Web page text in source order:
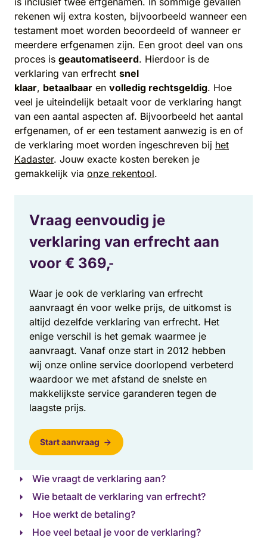
rekenen wij extra kosten, bijvoorbeeld wanneer een
testament moet worden beoordeeld of wanneer er
meerdere erfgenamen zijn. Een groot deel van ons
proces is geautomatiseerd. Hierdoor is de
verklaring van erfrecht snel
klaar, betaalbaar en volledig rechtsgeldig. Hoe
veel je uiteindelijk betaalt voor de verklaring hangt
van een aantal aspecten af. Bijvoorbeeld het aantal
erfgenamen, of er een testament aanwezig is en of
de verklaring moet worden ingeschreven bij het
Kadaster. Jouw exacte kosten bereken je
gemakkelijk via onze rekentool.
Vraag eenvoudig je
verklaring van erfrecht aan
voor € 369,-
Waar je ook de verklaring van erfrecht
aanvraagt én voor welke prijs, de uitkomst is
altijd dezelfde verklaring van erfrecht. Het
enige verschil is het gemak waarmee je
aanvraagt. Vanaf onze start in 2012 hebben
wij onze online service doorlopend verbeterd
waardoor we met afstand de snelste en
makkelijkste service garanderen tegen de
laagste prijs.
Start aanvraag
Wie vraagt de verklaring aan?
Wie betaalt de verklaring van erfrecht?
Hoe werkt de betaling?
Hoe veel betaal je voor de verklaring?